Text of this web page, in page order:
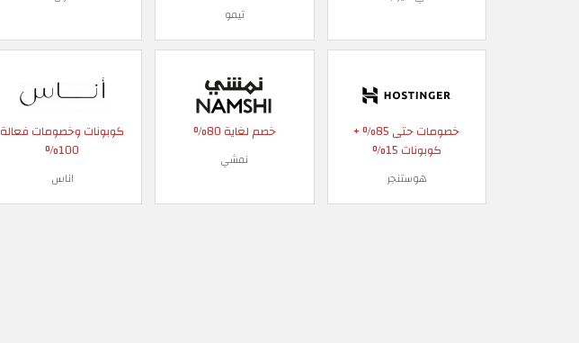
تيمو
خصومات حتى 85% +
كوبونات 15%
هوستنجر
خصم لغاية 80%
نمشي
كوبونات وخصومات فعالة
100%
اناس